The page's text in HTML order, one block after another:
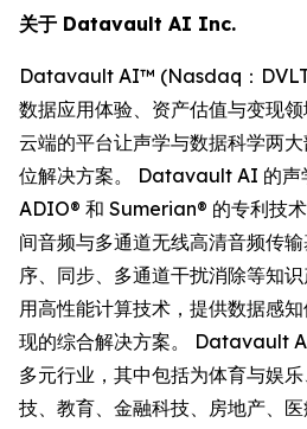
关于 Datavault AI Inc.
Datavault AI™ (Nasdaq：
数据应用体验、资产估值与变现
云端的平台让声学与数据科学两
位解决方案。 Datavault AI 的声
ADIO® 和 Sumerian® 的专利技
间音频与多通道无线高清音频传
序、同步、多通道干扰消除等知
用高性能计算技术，提供数据感
现的综合解决方案。 Datavault
多元行业，其中包括为体育与娱
技、教育、金融科技、房地产、